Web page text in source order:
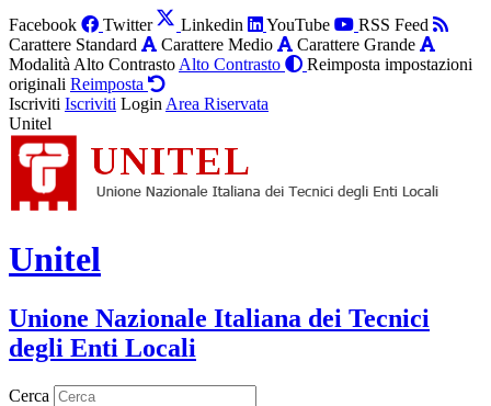
Facebook Twitter Linkedin YouTube
RSS Feed
Carattere Standard
Carattere Medio
Carattere Grande
Modalità Alto Contrasto Alto Contrasto
Reimposta impostazioni
originali Reimposta
Iscriviti Iscriviti Login Area Riservata
Unitel
Unitel
Unione Nazionale Italiana dei Tecnici
degli Enti Locali
Cerca